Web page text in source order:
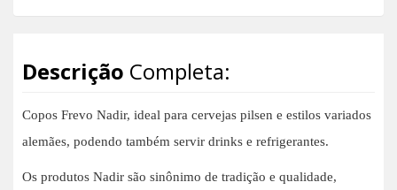
Descrição Completa:
Copos Frevo Nadir, ideal para cervejas pilsen e estilos variados
alemães, podendo também servir drinks e refrigerantes.
Os produtos Nadir são sinônimo de tradição e qualidade,